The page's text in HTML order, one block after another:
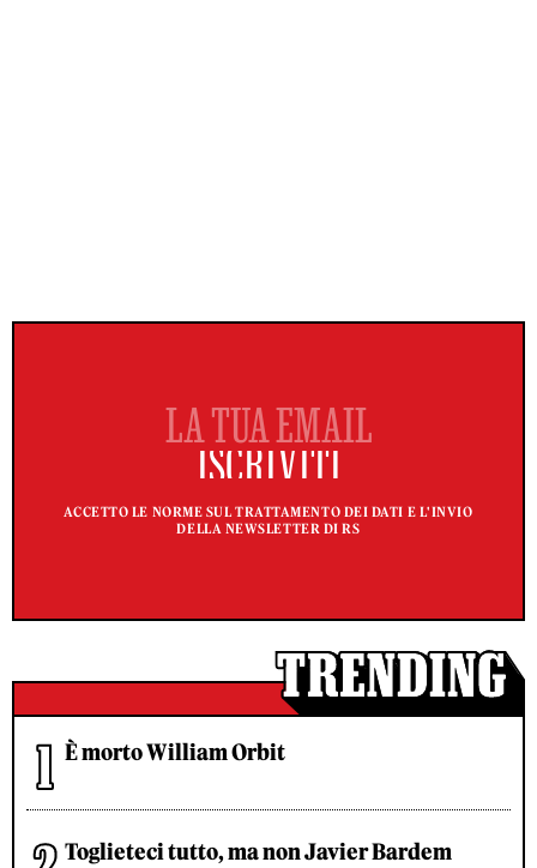
ACCETTO LE NORME SUL TRATTAMENTO DEI DATI E L'INVIO
DELLA NEWSLETTER DI RS
È morto William Orbit
Toglieteci tutto, ma non Javier Bardem